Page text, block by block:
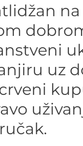
uz